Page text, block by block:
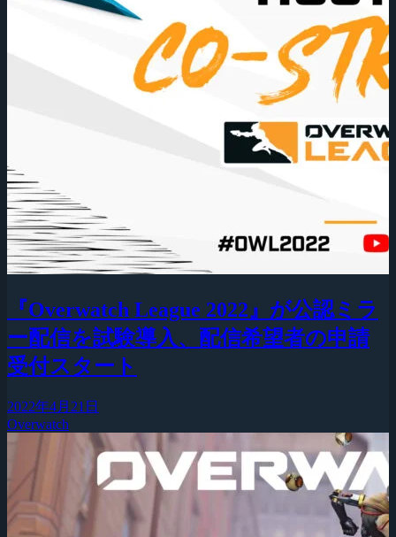
『Overwatch League 2022』が公認ミラ
ー配信を試験導入、配信希望者の申請
受付スタート
2022年4月21日
Overwatch